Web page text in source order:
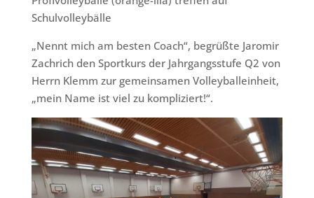
Schulvolleybälle
„Nennt mich am besten Coach“, begrüßte Jaromir
Zachrich den Sportkurs der Jahrgangsstufe Q2 von
Herrn Klemm zur gemeinsamen Volleyballeinheit,
„mein Name ist viel zu kompliziert!“.